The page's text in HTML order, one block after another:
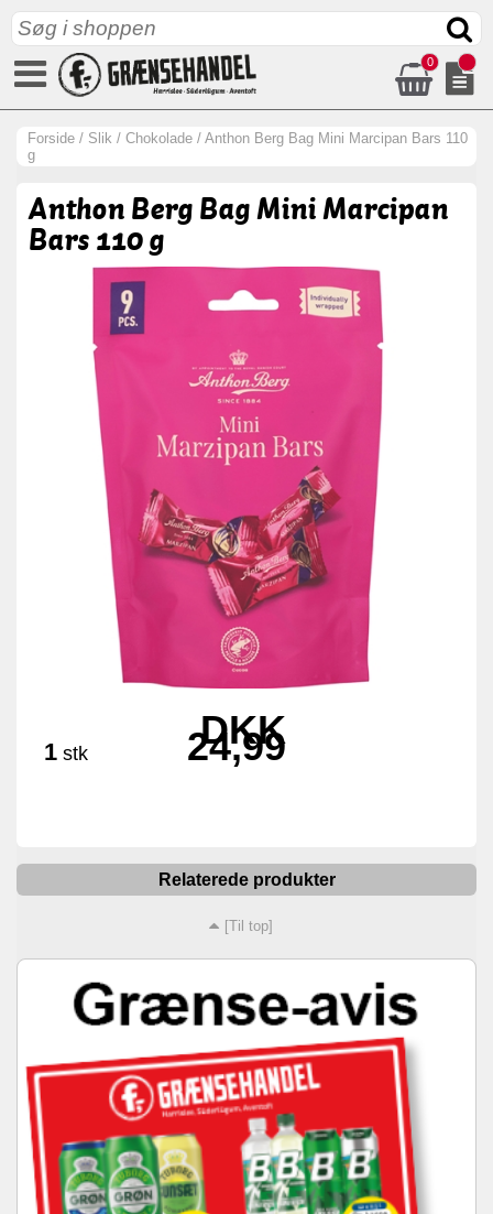
0
Forside / Slik / Chokolade / Anthon Berg Bag Mini Marcipan Bars 110
g
Anthon Berg Bag Mini Marcipan
Bars 110 g
1 stk
DKK
24,99
Relaterede produkter
[Til top]